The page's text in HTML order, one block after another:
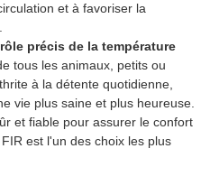
et à favoriser la
précis de la température
tous les animaux, petits ou
à la détente quotidienne,
vie plus saine et plus heureuse.
et fiable pour assurer le confort
est l'un des choix les plus